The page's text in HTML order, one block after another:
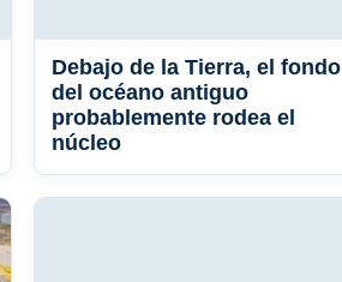
Debajo de la Tierra, el fondo
del océano antiguo
probablemente rodea el
núcleo